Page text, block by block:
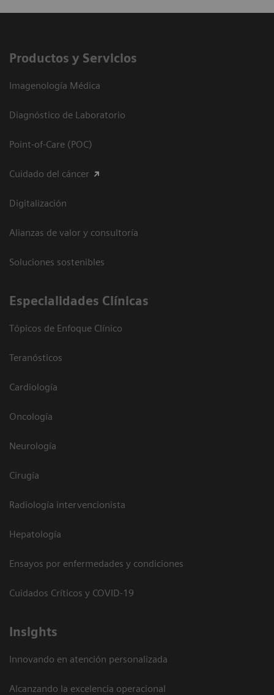
Productos y Servicios
Imagenología Médica
Diagnóstico de Laboratorio
Point-of-Care (POC)
Cuidado del cáncer
Digitalización
Alianzas de valor y consultoría
Soluciones sostenibles
Especialidades Clínicas
Tópicos de Enfoque Clínico
Teranósticos
Cardiología
Oncología
Neurología
Cirugía
Radiología intervencionista
Hepatología
Ensayos por enfermedades y condiciones
Cuidados Críticos y COVID-19
Insights
Innovando en atención personalizada
Alcanzando la excelencia operacional